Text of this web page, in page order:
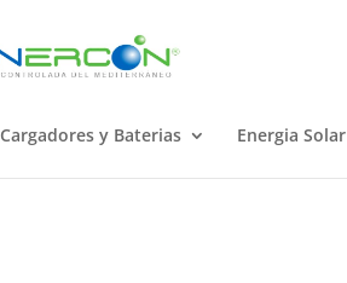
Cargadores y Baterias Energia Solar